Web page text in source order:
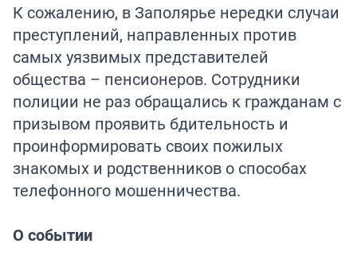
К сожалению, в Заполярье нередки случаи
преступлений, направленных против
самых уязвимых представителей
общества – пенсионеров. Сотрудники
полиции не раз обращались к гражданам с
призывом проявить бдительность и
проинформировать своих пожилых
знакомых и родственников о способах
телефонного мошенничества.
О событии